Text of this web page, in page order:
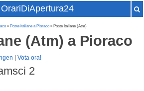
OrariDiApertura24
» Poste italiane a Pioraco » Poste Italiane (Atm)
(Atm) a Pioraco
|Vota ora!
2